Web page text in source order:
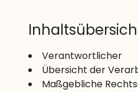
Verantwortlicher
Übersicht der
Maßgebliche